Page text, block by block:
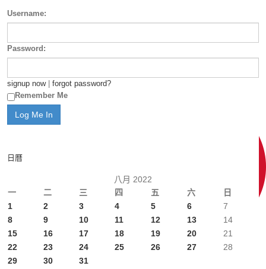
Username:
Password:
signup now| forgot password?
Remember Me
日曆
八月 2022
一
二 三 四 五 六 日
1 2 3 4 5 6
7
8
9 10 11 12 13
14
15
16 17 18 19 20
21
22
23 24 25 26 27
28
29
30 31